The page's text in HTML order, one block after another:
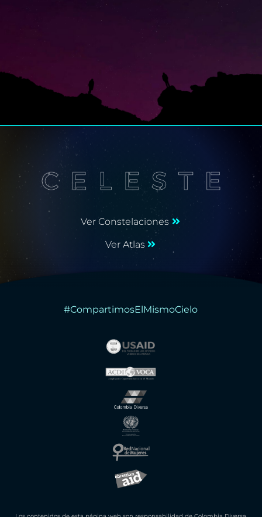
Ver Constelaciones
Ver Atlas
#CompartimosElMismoCielo